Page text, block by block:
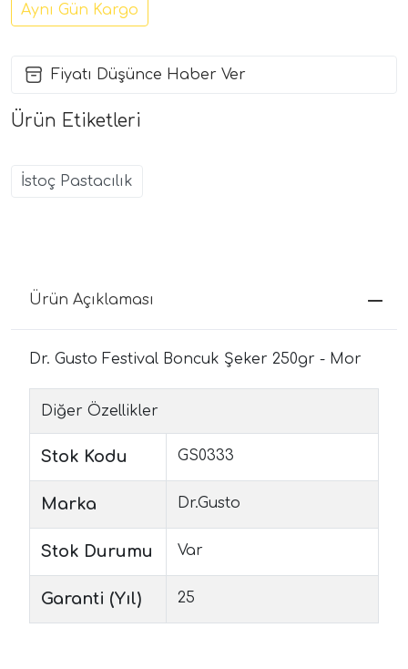
Aynı Gün Kargo
Fiyatı Düşünce Haber Ver
Ürün Etiketleri
İstoç Pastacılık
Ürün Açıklaması
Dr. Gusto Festival Boncuk Şeker 250gr - Mor
Diğer Özellikler
Stok Kodu GS0333
Marka Dr.Gusto
Stok Durumu Var
Garanti (Yıl) 25